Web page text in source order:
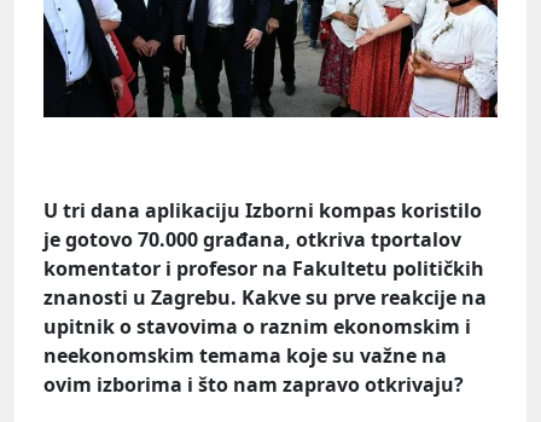
U tri dana aplikaciju Izborni kompas koristilo
je gotovo 70.000 građana, otkriva tportalov
komentator i profesor na Fakultetu političkih
znanosti u Zagrebu. Kakve su prve reakcije na
upitnik o stavovima o raznim ekonomskim i
neekonomskim temama koje su važne na
ovim izborima i što nam zapravo otkrivaju?